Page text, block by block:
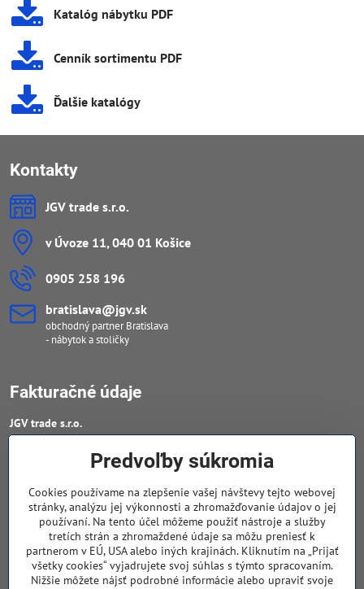
Katalóg nábytku PDF
Cenník sortimentu PDF
Ďalšie katalógy
Kontakty
JGV trade s​.r​.o​.
v Úvoze 11, 040 01 Košice
0905 258 196
bratislava​@jgv​.sk
obchodný partner Bratislava
- nábytok a stoličky
Fakturačné údaje
JGV trade s​.r​.o​.
DIČ : 20223652906
IČ DPH : SK 2023652906
Sledujte naše novinky
Facebook
Predvoľby súkromia
Cookies používame na zlepšenie vašej návštevy tejto webovej
stránky, analýzu jej výkonnosti a zhromažďovanie údajov o jej
používaní. Na tento účel môžeme použiť nástroje a služby
tretích strán a zhromaždené údaje sa môžu preniesť k
partnerom v EÚ, USA alebo iných krajinách. Kliknutím na „Prijať
všetky cookies“ vyjadrujete svoj súhlas s týmto spracovaním.
Nižšie môžete nájsť podrobné informácie alebo upraviť svoje